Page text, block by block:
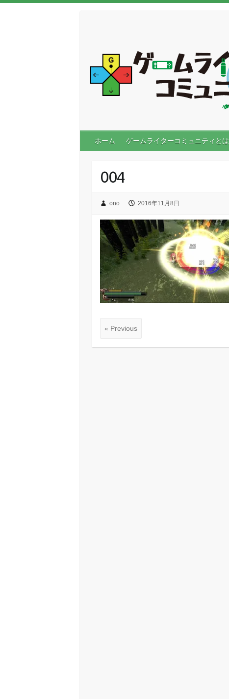
ホーム ゲームライターコミュニティとは
004
ono 2016年11月8日
« Previous